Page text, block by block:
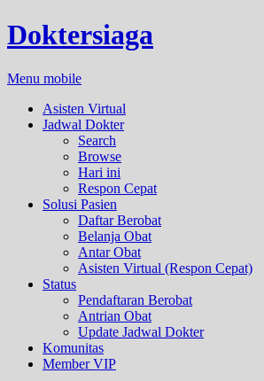
Doktersiaga
Menu mobile
Asisten Virtual
Jadwal Dokter
Search
Browse
Hari ini
Respon Cepat
Solusi Pasien
Daftar Berobat
Belanja Obat
Antar Obat
Asisten Virtual (Respon Cepat)
Status
Pendaftaran Berobat
Antrian Obat
Update Jadwal Dokter
Komunitas
Member VIP